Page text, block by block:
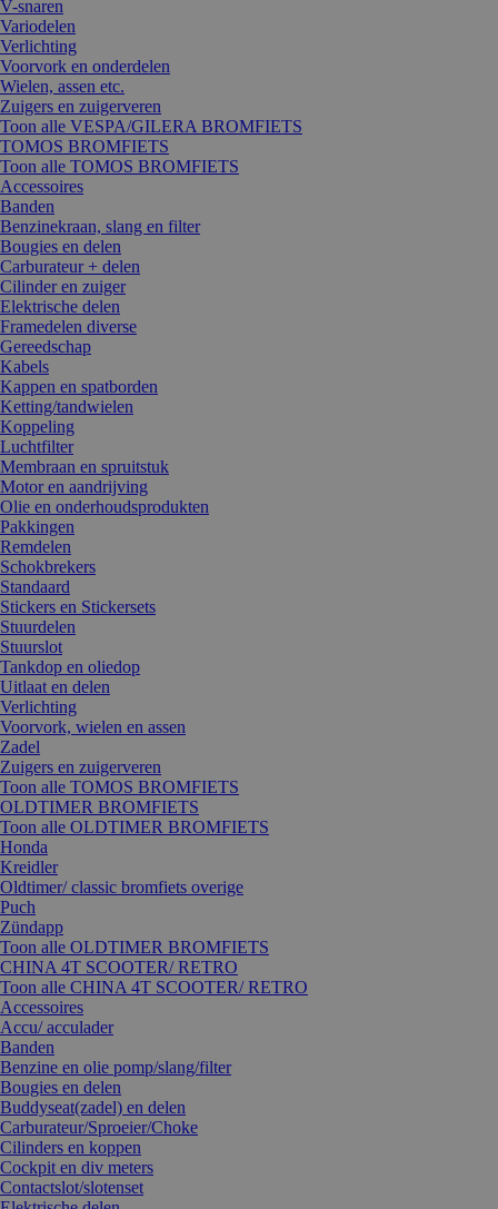
V-snaren
Variodelen
Verlichting
Voorvork en onderdelen
Wielen, assen etc.
Zuigers en zuigerveren
Toon alle VESPA/GILERA BROMFIETS
TOMOS BROMFIETS
Toon alle TOMOS BROMFIETS
Accessoires
Banden
Benzinekraan, slang en filter
Bougies en delen
Carburateur + delen
Cilinder en zuiger
Elektrische delen
Framedelen diverse
Gereedschap
Kabels
Kappen en spatborden
Ketting/tandwielen
Koppeling
Luchtfilter
Membraan en spruitstuk
Motor en aandrijving
Olie en onderhoudsprodukten
Pakkingen
Remdelen
Schokbrekers
Standaard
Stickers en Stickersets
Stuurdelen
Stuurslot
Tankdop en oliedop
Uitlaat en delen
Verlichting
Voorvork, wielen en assen
Zadel
Zuigers en zuigerveren
Toon alle TOMOS BROMFIETS
OLDTIMER BROMFIETS
Toon alle OLDTIMER BROMFIETS
Honda
Kreidler
Oldtimer/ classic bromfiets overige
Puch
Zündapp
Toon alle OLDTIMER BROMFIETS
CHINA 4T SCOOTER/ RETRO
Toon alle CHINA 4T SCOOTER/ RETRO
Accessoires
Accu/ acculader
Banden
Benzine en olie pomp/slang/filter
Bougies en delen
Buddyseat(zadel) en delen
Carburateur/Sproeier/Choke
Cilinders en koppen
Cockpit en div meters
Contactslot/slotenset